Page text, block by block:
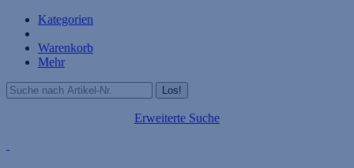
Kategorien
Warenkorb
Mehr
Erweiterte Suche